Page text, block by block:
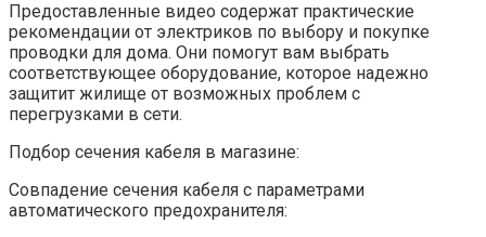
Предоставленные видео содержат практические
рекомендации от электриков по выбору и покупке
проводки для дома. Они помогут вам выбрать
соответствующее оборудование, которое надежно
защитит жилище от возможных проблем с
перегрузками в сети.
Подбор сечения кабеля в магазине:
Совпадение сечения кабеля с параметрами
автоматического предохранителя: